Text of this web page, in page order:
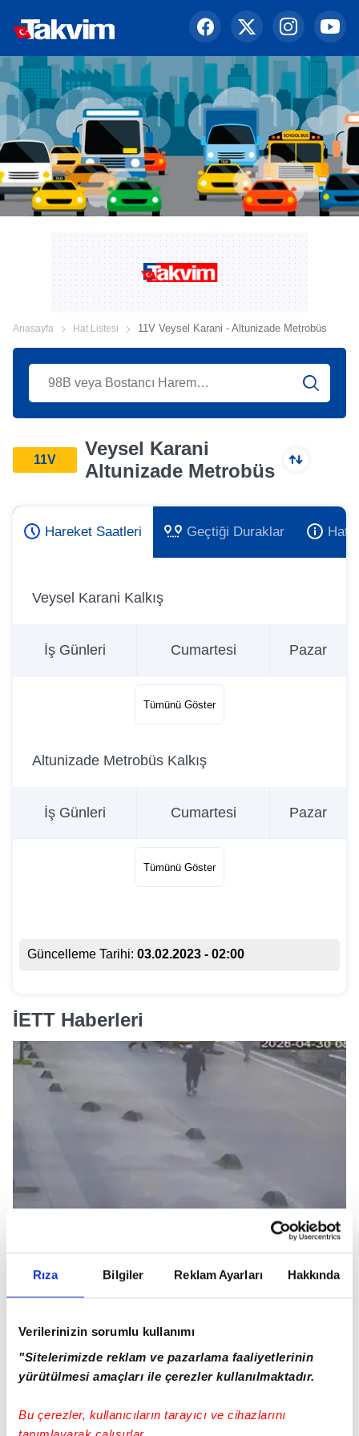
Rıza Bilgiler Reklam Ayarları Hakkında
Verilerinizin sorumlu kullanımı
"Sitelerimizde reklam ve pazarlama faaliyetlerinin
yürütülmesi amaçları ile çerezler kullanılmaktadır.
Bu çerezler, kullanıcıların tarayıcı ve cihazlarını
Anasayfa Hat Listesi 11V Veysel Karani - Altunizade Metrobüs
11V
Veysel Karani
Altunizade Metrobüs
Hareket Saatleri Geçtiği Duraklar Hat
Veysel Karani Kalkış
İş Günleri Cumartesi Pazar
Tümünü Göster
Altunizade Metrobüs Kalkış
İş Günleri Cumartesi Pazar
Tümünü Göster
Güncelleme Tarihi:03.02.2023 - 02:00
İETT Haberleri
Kırmızı ışıkta geçen İETT otobüsü ilkokul